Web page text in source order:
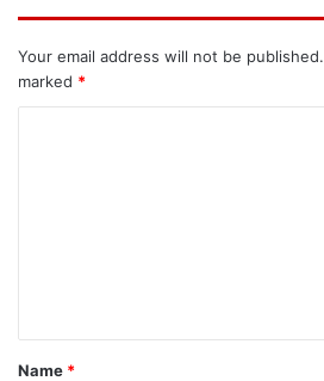
Your email address will not be published.
marked *
t
*
Name *